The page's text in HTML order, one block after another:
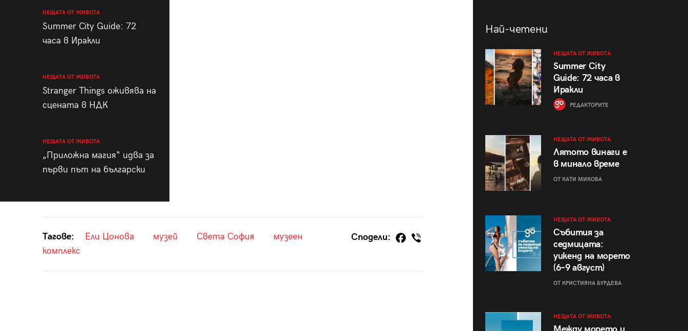
НЕЩАТА ОТ ЖИВОТА
Summer City Guide: 72
часа в Иракли
НЕЩАТА ОТ ЖИВОТА
Stranger Things оживява на
сцената в НДК
НЕЩАТА ОТ ЖИВОТА
„Приложна магия“ идва за
първи път на български
Тагове: Ели Цонова музей Света София
музеен
комплекс
Сподели:
Най-четени
НЕЩАТА ОТ ЖИВОТА
Summer City
Guide: 72 часа в
Иракли
РЕДАКТОРИТЕ
НЕЩАТА ОТ ЖИВОТА
Лятото винаги е
в минало време
ОТ КАТИ МИКОВА
НЕЩАТА ОТ ЖИВОТА
Събития за
седмицата:
уикенд на морето
(6–9 август)
ОТ КРИСТИЯНА БУРДЕВА
НЕЩАТА ОТ ЖИВОТА